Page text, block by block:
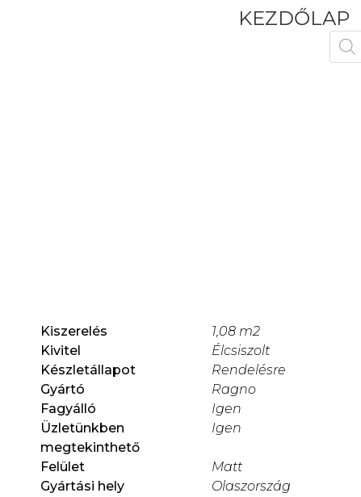
KEZDŐLAP
Kiszerelés
1,08 m2
Kivitel
Élcsiszolt
Készletállapot
Rendelésre
Gyártó
Ragno
Fagyálló
Igen
Üzletünkben
megtekinthető
Igen
Felület
Matt
Gyártási hely
Olaszország